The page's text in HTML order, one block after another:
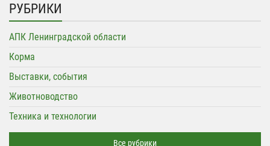
РУБРИКИ
АПК Ленинградской области
Корма
Выставки, события
Животноводство
Техника и технологии
Все рубрики